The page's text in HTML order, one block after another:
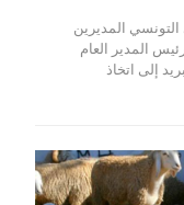
التونسي المديرين
المدير العام
إلى اتخاذ